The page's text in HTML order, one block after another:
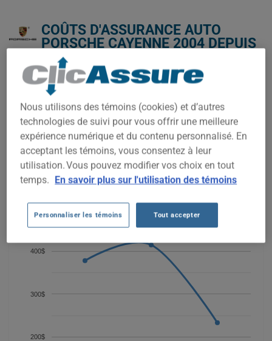
COÛTS D'ASSURANCE AUTO
PORSCHE CAYENNE 2004 DEPUIS
Nous n'avons pas encore suffisamment de données
d'assurance auto pour ce véhicule.
Essayez un autre modèle ou une autre année, ou
commencez une soumission pour un prix personnalisé.
Pour trouver la meilleur assurance pour votre véhicule
PORSCHE CAYENNE 2004, il est plus important que jamais de
comparer les options disponibles.
200$
300$
400$
Nous utilisons des témoins (cookies) et d’autres
technologies de suivi pour vous offrir une meilleure
expérience numérique et du contenu personnalisé. En
acceptant les témoins, vous consentez à leur
utilisation. Vous pouvez modifier vos choix en tout
temps. En savoir plus sur l'utilisation des témoins
Personnaliser les témoins Tout accepter